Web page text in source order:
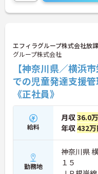
エフィラグループ株式会社放
グループ株式会社
【神奈川県／横浜
での児童発達支援
《正社員》
給料
月収36.0
年収432
勤務地
神奈川県
１５